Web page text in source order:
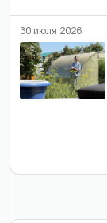
30 июля 2026